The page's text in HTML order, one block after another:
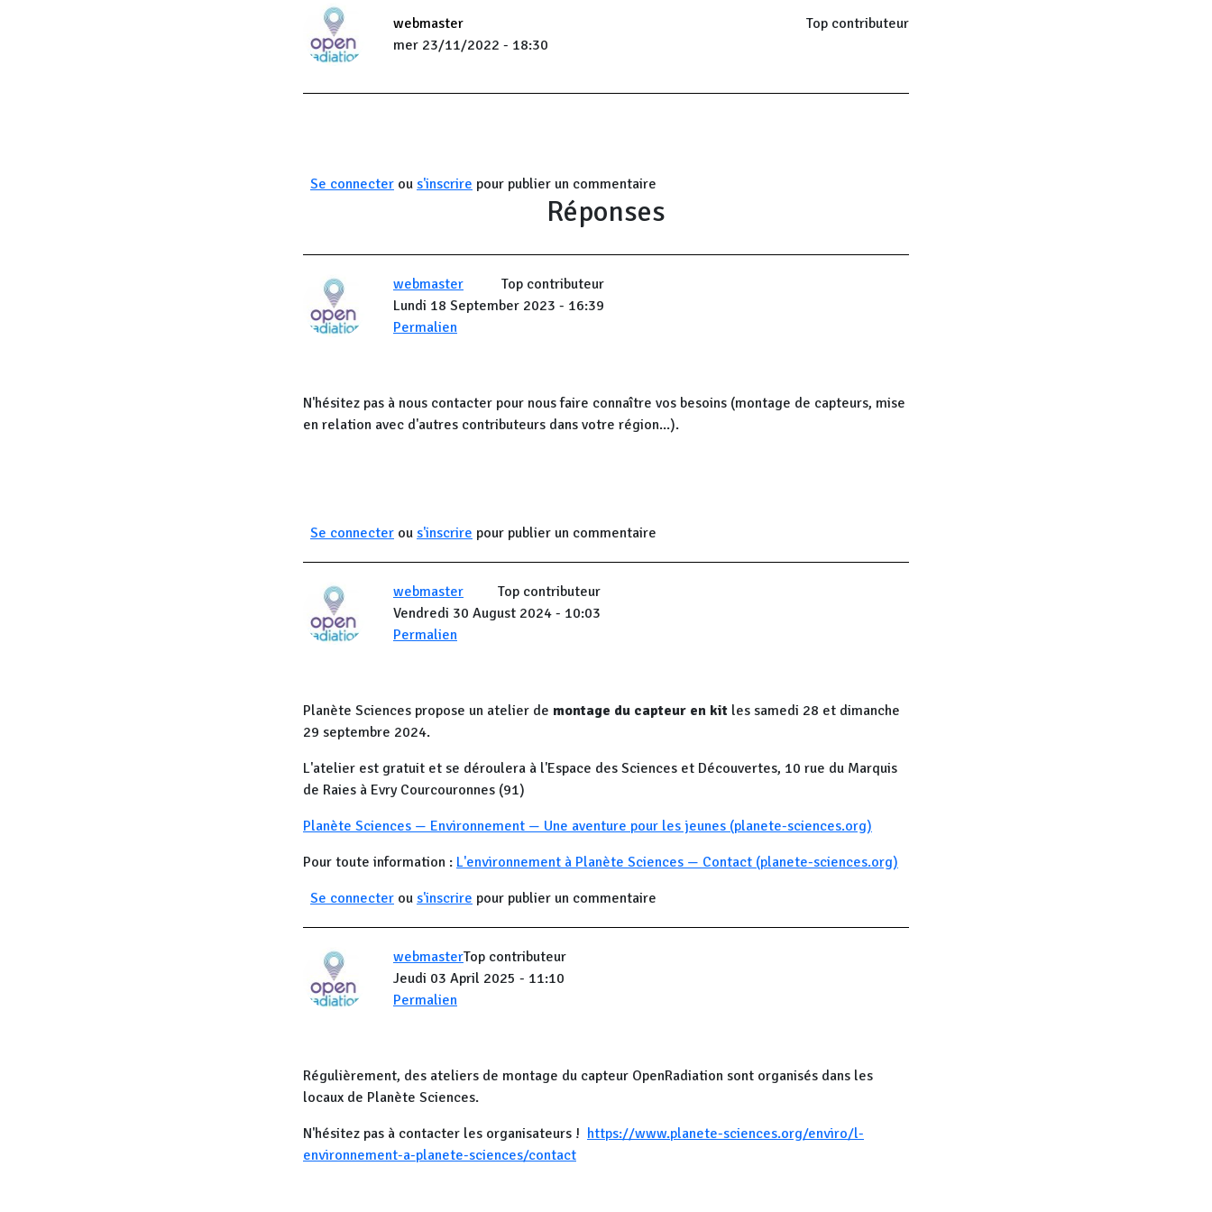
webmaster
Top contributeur
mer 23/11/2022 - 18:30
Se connecter ou s'inscrire pour publier un commentaire
Réponses
webmaster
Top contributeur
Lundi 18 September 2023 - 16:39
Permalien
N'hésitez pas à nous contacter pour nous faire connaître vos besoins (montage de capteurs, mise
en relation avec d'autres contributeurs dans votre région...).
Se connecter ou s'inscrire pour publier un commentaire
webmaster
Top contributeur
Vendredi 30 August 2024 - 10:03
Permalien
Planète Sciences propose un atelier de montage du capteur en kit les samedi 28 et dimanche
29 septembre 2024.
L'atelier est gratuit et se déroulera à l'Espace des Sciences et Découvertes, 10 rue du Marquis
de Raies à Evry Courcouronnes (91)
Planète Sciences — Environnement — Une aventure pour les jeunes (planete-sciences.org)
Pour toute information : L'environnement à Planète Sciences — Contact (planete-sciences.org)
Se connecter ou s'inscrire pour publier un commentaire
webmasterTop contributeur
Jeudi 03 April 2025 - 11:10
Permalien
Régulièrement, des ateliers de montage du capteur OpenRadiation sont organisés dans les
locaux de Planète Sciences.
N'hésitez pas à contacter les organisateurs ! https://www.planete-sciences.org/enviro/l-
environnement-a-planete-sciences/contact